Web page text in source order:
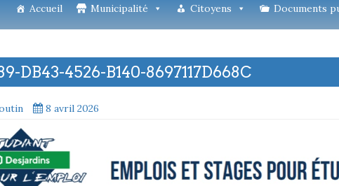
Accueil Municipalité Citoyens Documents
DB43-4526-B140-8697117D668C
8 avril 2026